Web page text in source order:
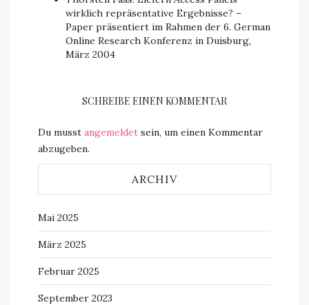
wirklich repräsentative Ergebnisse? –
Paper präsentiert im Rahmen der 6. German
Online Research Konferenz in Duisburg,
März 2004
SCHREIBE EINEN KOMMENTAR
Du musst angemeldet sein, um einen Kommentar
abzugeben.
ARCHIV
Mai 2025
März 2025
Februar 2025
September 2023